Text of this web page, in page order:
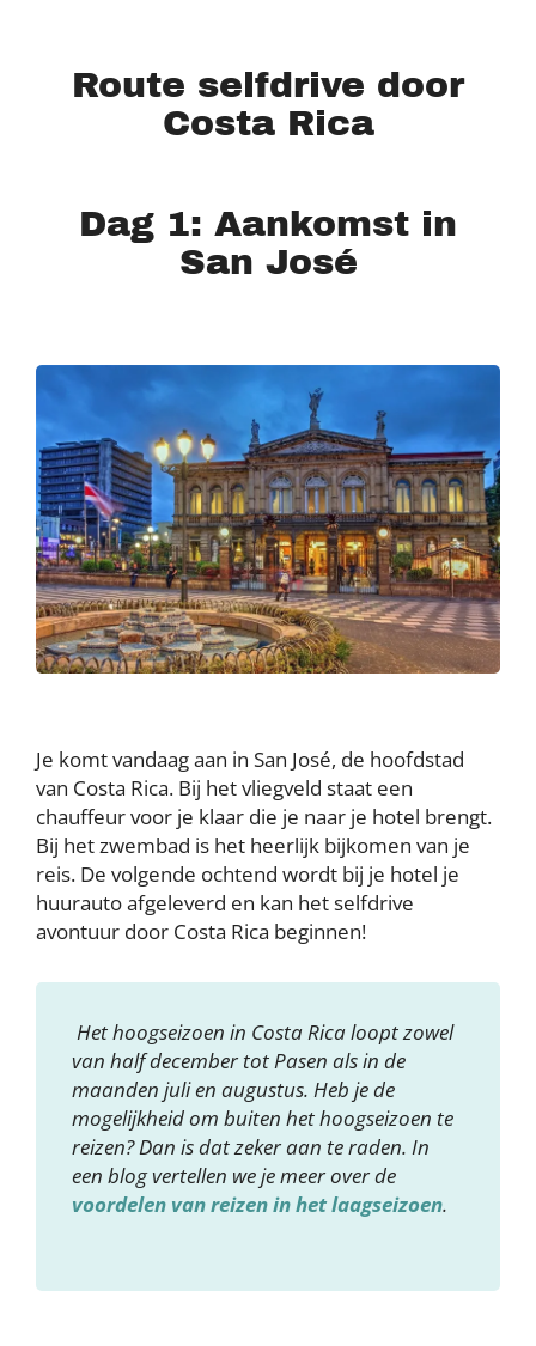
Route selfdrive door
Costa Rica
Dag 1: Aankomst in
San José
Je komt vandaag aan in San José, de hoofdstad
van Costa Rica. Bij het vliegveld staat een
chauffeur voor je klaar die je naar je hotel brengt.
Bij het zwembad is het heerlijk bijkomen van je
reis. De volgende ochtend wordt bij je hotel je
huurauto afgeleverd en kan het selfdrive
avontuur door Costa Rica beginnen!
Het hoogseizoen in Costa Rica loopt zowel
van half december tot Pasen als in de
maanden juli en augustus. Heb je de
mogelijkheid om buiten het hoogseizoen te
reizen? Dan is dat zeker aan te raden. In
een blog vertellen we je meer over de
voordelen van reizen in het laagseizoen.